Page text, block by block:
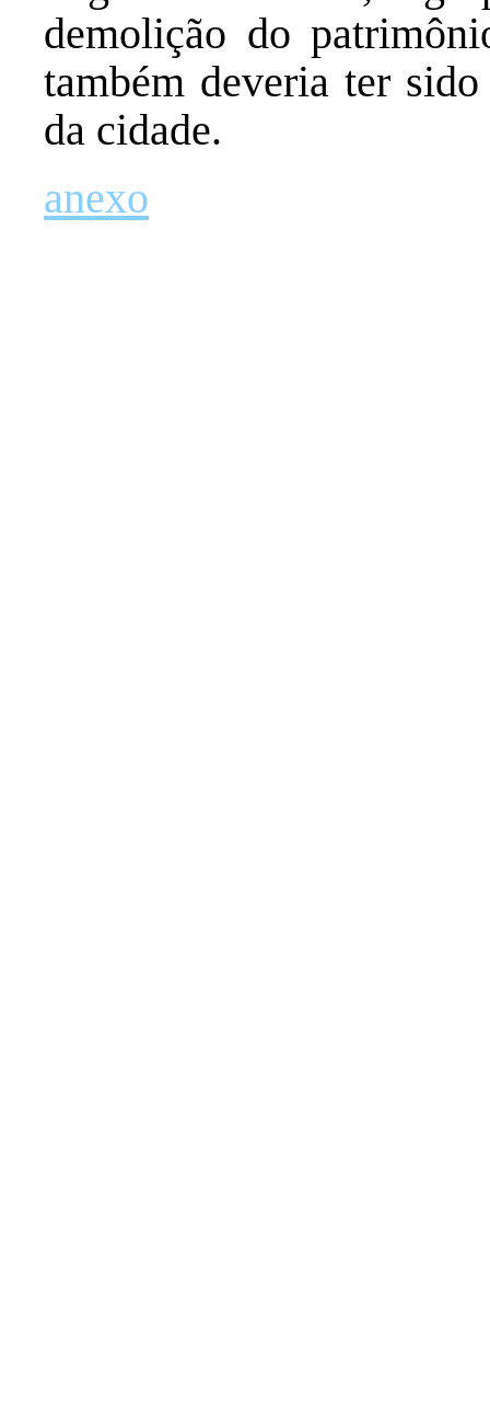
demolição do
também deveria ter
da cidade.
anexo